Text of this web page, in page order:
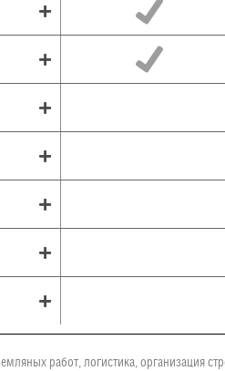
работ, логистика, организация